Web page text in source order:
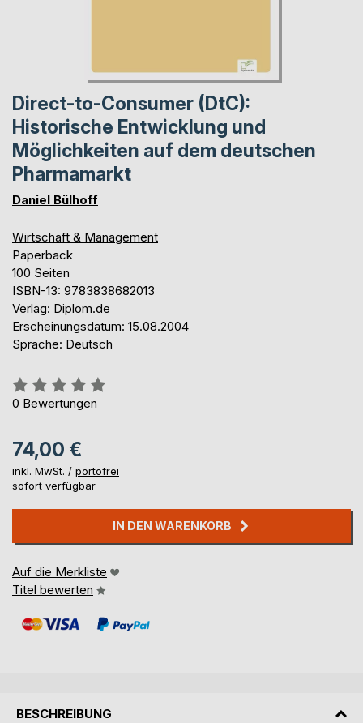
Direct-to-Consumer (DtC):
Historische Entwicklung und
Möglichkeiten auf dem deutschen
Pharmamarkt
Daniel Bülhoff
Wirtschaft & Management
Paperback
100 Seiten
ISBN-13: 9783838682013
Verlag: Diplom.de
Erscheinungsdatum: 15.08.2004
Sprache: Deutsch
Bewertung::
0%
0 Bewertungen
74,00 €
inkl. MwSt. / portofrei
sofort verfügbar
IN DEN WARENKORB
Auf die Merkliste
Titel bewerten
BESCHREIBUNG